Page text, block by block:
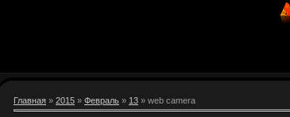
Главная » 2015 » Февраль » 13 » web camera